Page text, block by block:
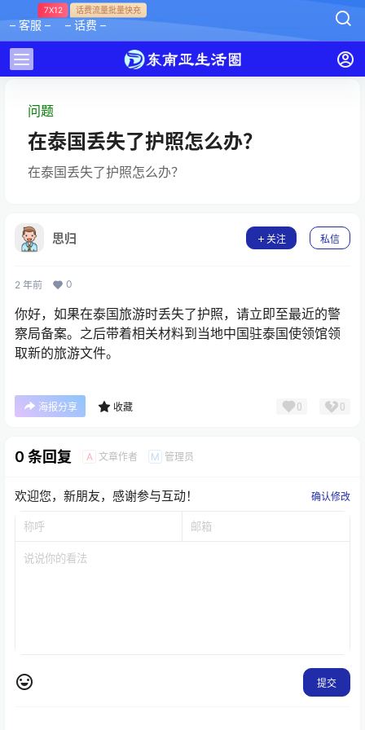
– 客服 –
7X12
– 话费 –
话费流量批量快充
问题
在泰国丢失了护照怎么办？
在泰国丢失了护照怎么办？
思归 关注 私信
2 年前 0
你好，如果在泰国旅游时丢失了护照，请立即至最近的警
察局备案。之后带着相关材料到当地中国驻泰国使领馆领
取新的旅游文件。
海报分享 收藏 0 0
0 条回复 A 文章作者 M 管理员
欢迎您，新朋友，感谢参与互动！ 确认修改
提交